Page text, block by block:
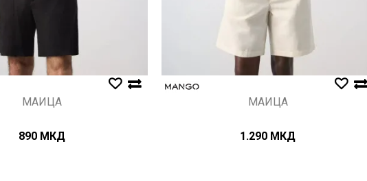
МАИЦА
890 МКД
МАИЦА
1.290 МКД